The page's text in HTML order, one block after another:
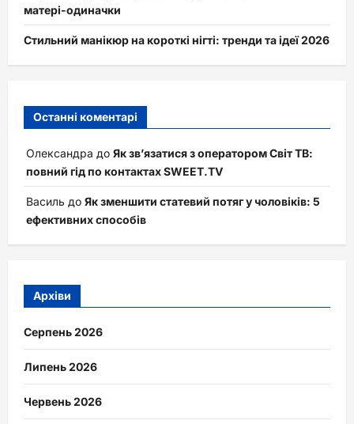
матері-одиначки
Стильний манікюр на короткі нігті: тренди та ідеї 2026
Останні коментарі
Олександра до Як зв’язатися з оператором Світ ТВ:
повний гід по контактах SWEET.TV
Василь до Як зменшити статевий потяг у чоловіків: 5
ефективних способів
Архіви
Серпень 2026
Липень 2026
Червень 2026